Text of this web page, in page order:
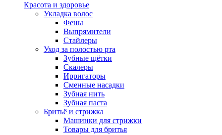
Красота и здоровье
Укладка волос
Фены
Выпрямители
Стайлеры
Уход за полостью рта
Зубные щётки
Скалеры
Ирригаторы
Сменные насадки
Зубная нить
Зубная паста
Бритьё и стрижка
Машинки для стрижки
Товары для бритья